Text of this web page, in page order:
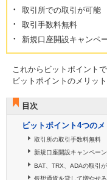
取引所での取引が可能
取引手数料無料
新規口座開設キャンペ
これからビットポイント
ビットポイントのメリッ
目次
ビットポイント4つのメ
取引所の取引手数料無料
新規口座開設キャンペー
BAT、TRX、ADAの取引